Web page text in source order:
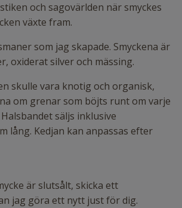
och sagovärlden när smyckes
växte fram.
som jag skapade. Smyckena är
oxiderat silver och mässing.
skulle vara knotig och organisk,
om grenar som böjts runt om varje
säljs inklusive
lång. Kedjan kan anpassas efter
är slutsålt, skicka ett
jag göra ett nytt just för dig.